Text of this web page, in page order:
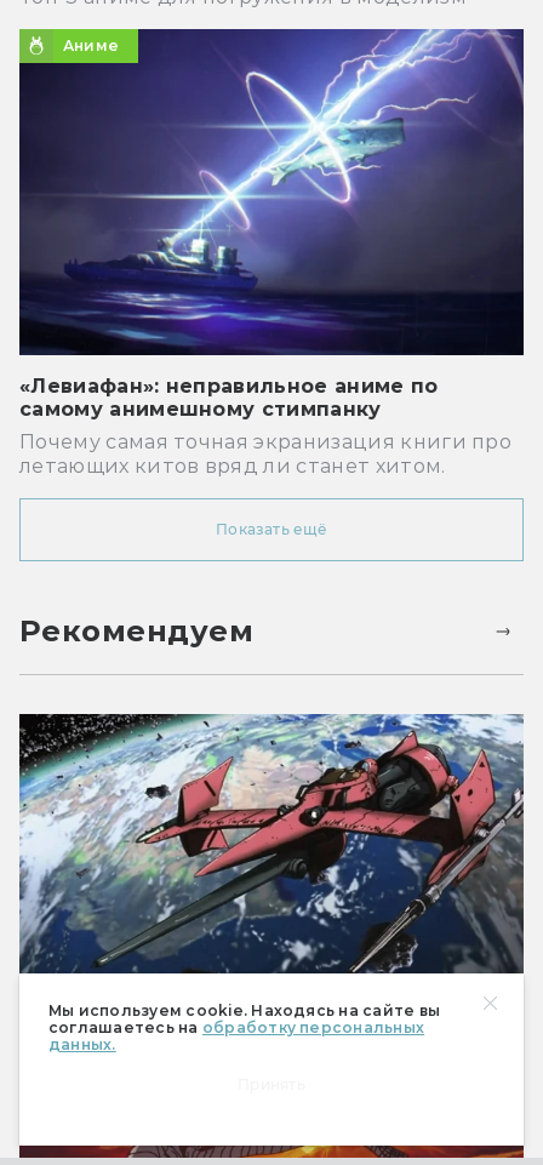
Мы используем cookie. Находясь на сайте вы
соглашаетесь на обработку персональных
данных.
Аниме
«Левиафан»: неправильное аниме по
самому анимешному стимпанку
Почему самая точная экранизация книги про
летающих китов вряд ли станет хитом.
Показать ещё
Рекомендуем
Лучшие аниме-сериалы: фантастика